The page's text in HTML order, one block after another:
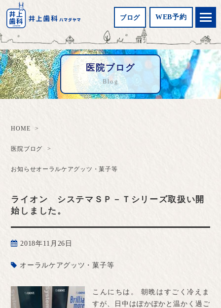
WEB予約
ブログ
医院ブログ
Blog
HOME
医院ブログ
お知らせオーラルケアグッツ・菓子等
ライオン システマＳＰ－Ｔシリーズ取扱い開
始しました。
2018年11月26日
オーラルケアグッツ・菓子等
こんにちは。 朝晩はすごく冷えま
すが、日中はぽかぽかと温かく過ご